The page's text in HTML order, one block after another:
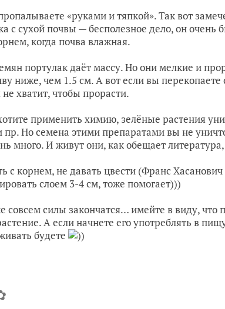
«руками и тяпкой». Так вот
с сухой почвы — бесполезное дело, он очень
когда почва влажная.
портулак даёт массу. Но они мелкие и
ниже, чем 1.5 см. А вот если вы
хватит, чтобы прорасти.
применить химию, зелёные растения
пр. Но семена этими препаратами вы не
много. И живут они, как обещает литература,
с корнем, не давать цвести (Франс Хасанович
слоем 3-4 см, тоже помогает)))
совсем силы закончатся… имейте в виду, что
А если начнете его употреблять в
будете
))